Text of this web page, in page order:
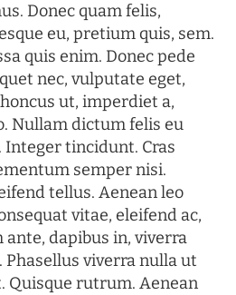
Donec quam felis,
eu, pretium quis, sem.
quis enim. Donec pede
nec, vulputate eget,
ut, imperdiet a,
Nullam dictum felis eu
tincidunt. Cras
semper nisi.
tellus. Aenean leo
vitae, eleifend ac,
dapibus in, viverra
Phasellus viverra nulla ut
Quisque rutrum. Aenean